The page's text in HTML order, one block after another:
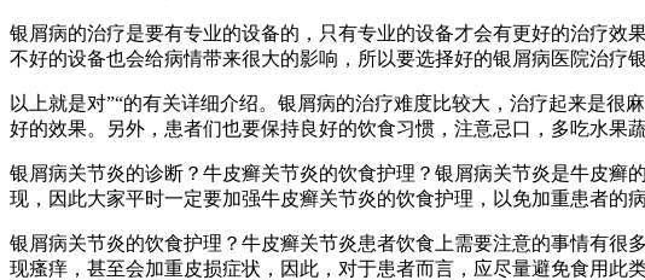
银屑病的治疗是要有专业的设备的，只有专业的设备才会有更好的治疗
不好的设备也会给病情带来很大的影响，所以要选择好的银屑病医院治疗银
以上就是对”“的有关详细介绍。银屑病的治疗难度比较大，治疗起来是
好的效果。另外，患者们也要保持良好的饮食习惯，注意忌口，多吃水果
银屑病关节炎的诊断？牛皮癣关节炎的饮食护理？银屑病关节炎是牛皮
现，因此大家平时一定要加强牛皮癣关节炎的饮食护理，以免加重患者的
银屑病关节炎的饮食护理？牛皮癣关节炎患者饮食上需要注意的事情有
现瘙痒，甚至会加重皮损症状，因此，对于患者而言，应尽量避免食用